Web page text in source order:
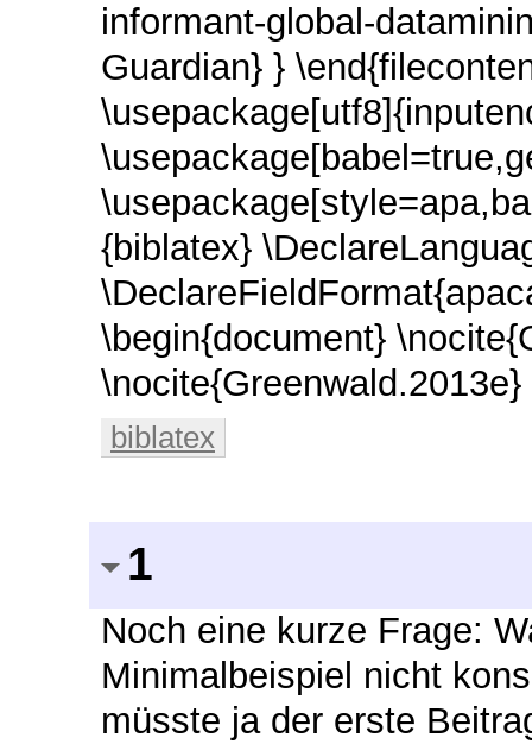
informant-global-
Guardian} }
{biblatex}
\begin{document}
biblatex
1
Noch eine kurze Frage:
Minimalbeispiel nicht
müsste ja der erste